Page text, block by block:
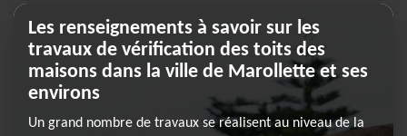
Les renseignements à savoir sur les
travaux de vérification des toits des
maisons dans la ville de Marollette et ses
environs
Un grand nombre de travaux se réalisent au niveau de la